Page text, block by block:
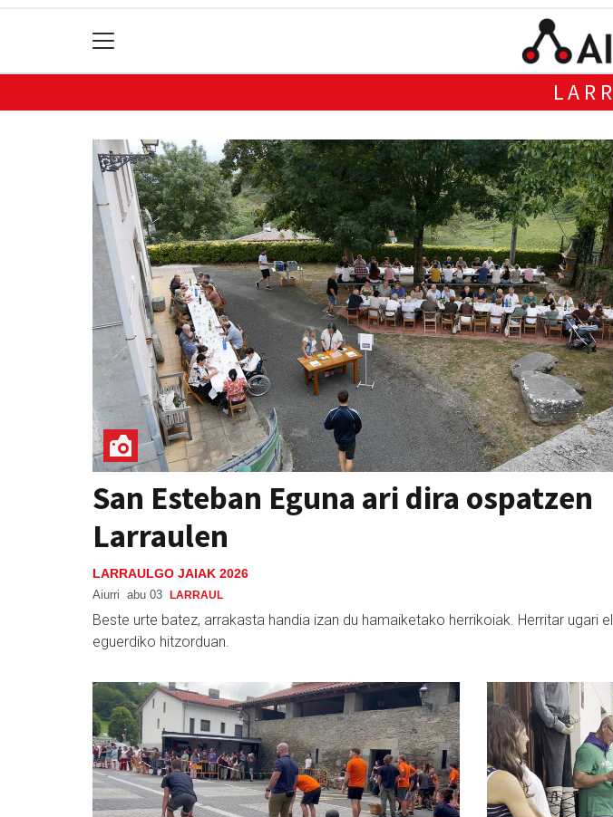
San Esteban Eguna ari dira ospatzen
Larraulen
LARRAULGO JAIAK 2026
Aiurri abu 03 LARRAUL
Beste urte batez, arrakasta handia izan du hamaiketako herrikoiak. Herritar ugari
eguerdiko hitzorduan.